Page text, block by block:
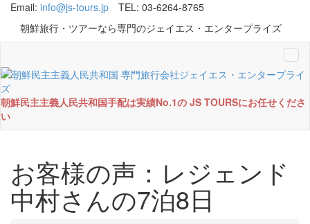
Email: info@js-tours.jp
TEL: 03-6264-8765
朝鮮旅行・ツアーなら専門のジェイエス・エンタープライズ
朝鮮民主主義人民共和国手配は実績No.1の JS TOURSにお任せくださ
い
お客様の声：レジェンド
中村さんの7泊8日